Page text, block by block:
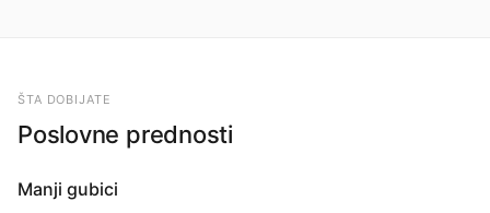
ŠTA DOBIJATE
Poslovne prednosti
Manji gubici